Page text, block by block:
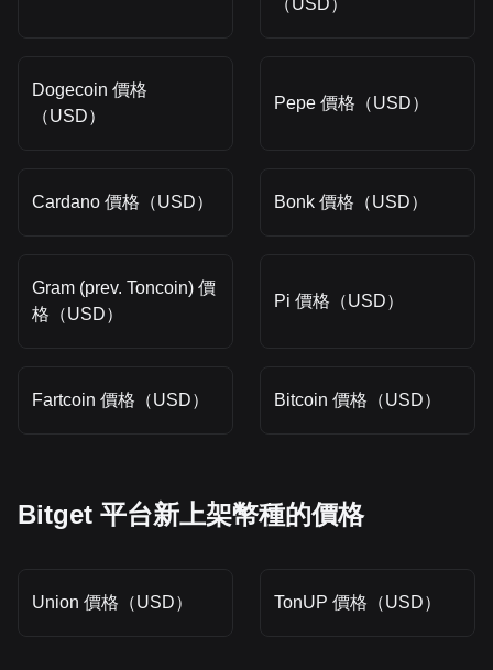
Dogecoin 價格
（USD）
Pepe 價格（USD）
Cardano 價格（USD） Bonk 價格（USD）
Gram (prev. Toncoin) 價
格（USD）
Pi 價格（USD）
Fartcoin 價格（USD） Bitcoin 價格（USD）
Bitget 平台新上架幣種的價格
Union 價格（USD） TonUP 價格（USD）